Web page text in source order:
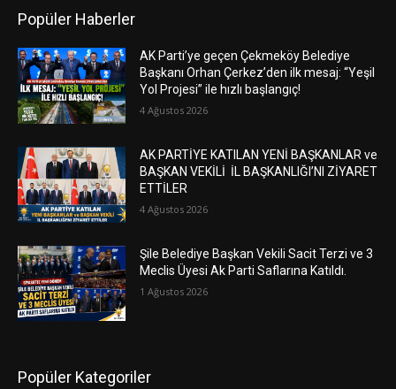
Popüler Haberler
AK Parti’ye geçen Çekmeköy Belediye
Başkanı Orhan Çerkez’den ilk mesaj: “Yeşil
Yol Projesi” ile hızlı başlangıç!
4 Ağustos 2026
AK PARTİYE KATILAN YENİ BAŞKANLAR ve
BAŞKAN VEKİLİ İL BAŞKANLIĞI’NI ZİYARET
ETTİLER
4 Ağustos 2026
Şile Belediye Başkan Vekili Sacit Terzi ve 3
Meclis Üyesi Ak Parti Saflarına Katıldı.
1 Ağustos 2026
Popüler Kategoriler